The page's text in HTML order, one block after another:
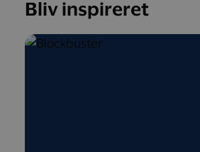
Bliv inspireret